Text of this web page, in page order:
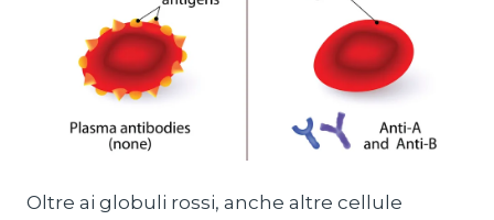
Oltre ai globuli rossi, anche altre cellule